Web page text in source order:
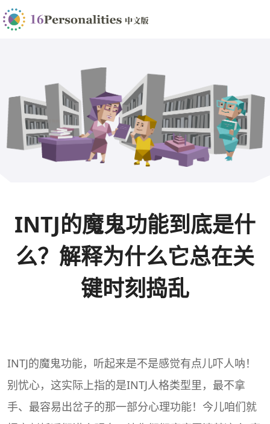
INTJ的魔鬼功能到底是什
么？解释为什么它总在关
键时刻捣乱
INTJ的魔鬼功能，听起来是不是感觉有点儿吓人呐！
别忧心，这实际上指的是INTJ人格类型里，最不拿
手、最容易出岔子的那一部分心理功能！今儿咱们就